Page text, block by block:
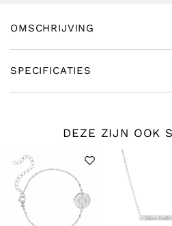
OMSCHRIJVING
SPECIFICATIES
DEZE ZIJN OOK